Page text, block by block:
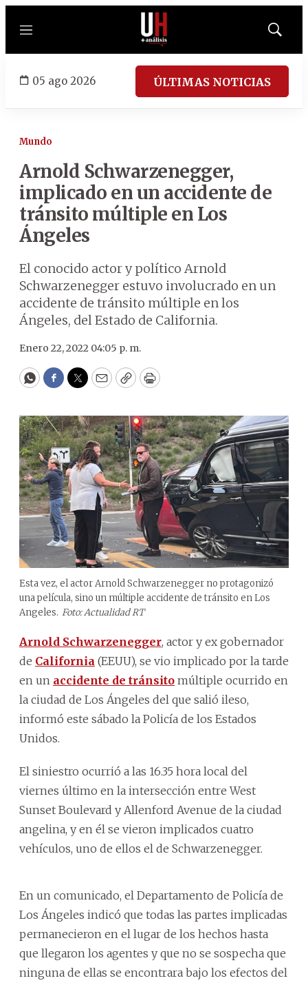
Menú
Mostrar
05 ago 2026 ÚLTIMAS NOTICIAS
Mundo
Arnold Schwarzenegger,
implicado en un accidente de
tránsito múltiple en Los
Ángeles
El conocido actor y político Arnold
Schwarzenegger estuvo involucrado en un
accidente de tránsito múltiple en los
Ángeles, del Estado de California.
Enero 22, 2022 04:05 p. m.
WhatsApp
Facebook
Twitter
EmailCopyPrint
Esta vez, el actor Arnold Schwarzenegger no protagonizó
una película, sino un múltiple accidente de tránsito en Los
Angeles. Foto: Actualidad RT
Arnold Schwarzenegger, actor y ex gobernador
de California (EEUU), se vio implicado por la tarde
en un accidente de tránsito múltiple ocurrido en
la ciudad de Los Ángeles del que salió ileso,
informó este sábado la Policía de los Estados
Unidos.
El siniestro ocurrió a las 16.35 hora local del
viernes último en la intersección entre West
Sunset Boulevard y Allenford Avenue de la ciudad
angelina, y en él se vieron implicados cuatro
vehículos, uno de ellos el de Schwarzenegger.
En un comunicado, el Departamento de Policía de
Los Ángeles indicó que todas las partes implicadas
permanecieron en el lugar de los hechos hasta
que llegaron los agentes y que no se sospecha que
ninguna de ellas se encontrara bajo los efectos del